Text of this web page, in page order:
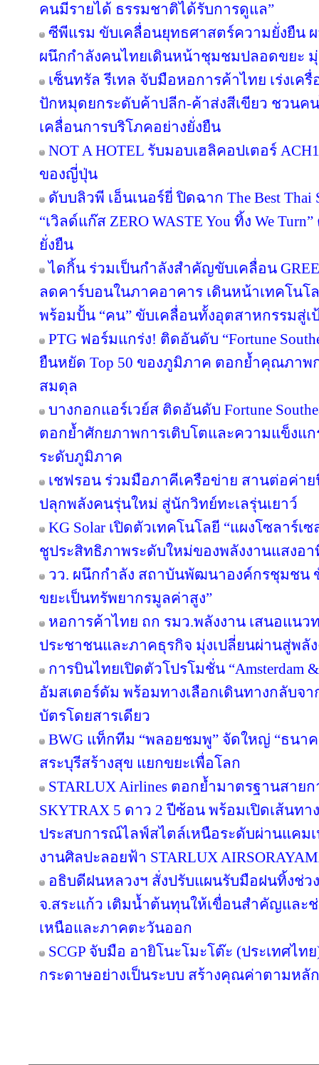
คนมีรายได้ ธรรมชาติได้รับการดูแล”
ซีพีแรม ขับเคลื่อนยุทธศาสตร์ความยั่งยืน ผ
ผนึกกำลังคนไทยเดินหน้าชุมชมปลอดขยะ มุ่
เซ็นทรัล รีเทล จับมือหอการค้าไทย เร่งเครื่
ปักหมุดยกระดับค้าปลีก-ค้าส่งสีเขียว ชวน
เคลื่อนการบริโภคอย่างยั่งยืน
NOT A HOTEL รับมอบเฮลิคอปเตอร์
ของญี่ปุ่น
ดับบลิวพี เอ็นเนอร์ยี่ ปิดฉาก The Best Thai
“เวิลด์แก๊ส ZERO WASTE You ทิ้ง We
ยั่งยืน
ไดกิ้น ร่วมเป็นกำลังสำคัญขับเคลื่อน
ลดคาร์บอนในภาคอาคาร เดินหน้าเทคโนโ
พร้อมปั้น “คน” ขับเคลื่อนทั้งอุตสาหกรรมสู่
PTG ฟอร์มแกร่ง! ติดอันดับ “Fortune
ยืนหยัด Top 50 ของภูมิภาค ตอกย้ำคุณภาพ
สมดุล
บางกอกแอร์เวย์ส ติดอันดับ Fortune
ตอกย้ำศักยภาพการเติบโตและความแข็งแ
ระดับภูมิภาค
เชฟรอน ร่วมมือภาคีเครือข่าย สานต่อค่าย
ปลุกพลังคนรุ่นใหม่ สู่นักวิทย์ทะเลรุ่นเยาว์
KG Solar เปิดตัวเทคโนโลยี “แผงโซลาร์เ
ชูประสิทธิภาพระดับใหม่ของพลังงานแสงอ
วว. ผนึกกำลัง สถาบันพัฒนาองค์กรชุมชน
ขยะเป็นทรัพยากรมูลค่าสูง”
หอการค้าไทย ถก รมว.พลังงาน เสนอแน
ประชาชนและภาคธุรกิจ มุ่งเปลี่ยนผ่านสู่พลั
การบินไทยเปิดตัวโปรโมชั่น “Amsterdam
อัมสเตอร์ดัม พร้อมทางเลือกเดินทางกลับจา
บัตรโดยสารเดียว
BWG แท็กทีม “พลอยชมพู” จัดใหญ่ “ธนา
สระบุรีสร้างสุข แยกขยะเพื่อโลก
STARLUX Airlines ตอกย้ำมาตรฐานสาย
SKYTRAX 5 ดาว 2 ปีซ้อน พร้อมเปิดเส้นทา
ประสบการณ์ไลฟ์สไตล์เหนือระดับผ่านแคมเ
งานศิลปะลอยฟ้า STARLUX
อธิบดีฝนหลวงฯ สั่งปรับแผนรับมือฝนทิ้งช่ว
จ.สระแก้ว เติมน้ำต้นทุนให้เขื่อนสำคัญและ
เหนือและภาคตะวันออก
SCGP จับมือ อายิโนะโมะโต๊ะ (ประเทศไท
กระดาษอย่างเป็นระบบ สร้างคุณค่าตามหลั